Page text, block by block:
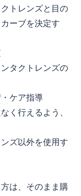
トレンズと目の
ーブを決定す
タクトレンズの
ケア指導
く行えるよう、
ズ以外を使用す
は、そのまま購